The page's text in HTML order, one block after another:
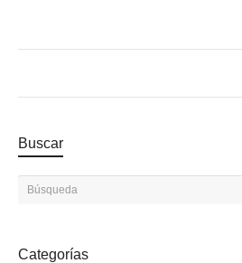
Buscar
Categorías